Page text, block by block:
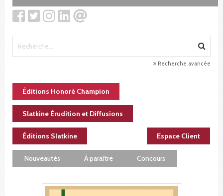
Recherche avancée
Éditions Honoré Champion
Slatkine Érudition et Diffusions
Éditions Slatkine Espace Client
Nouveautés À paraître Concours